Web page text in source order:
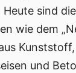
Heute sind
wie dem
und